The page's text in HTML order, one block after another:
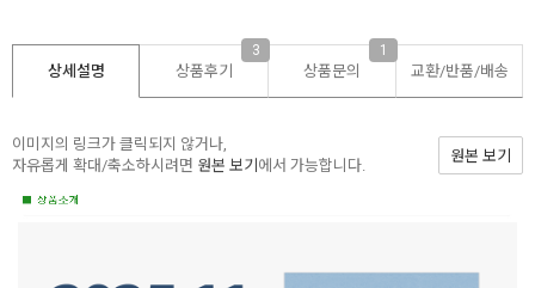
상세설명 상품후기
3
상품문의
1
교환/반품/배송
이미지의 링크가 클릭되지 않거나,
자유롭게 확대/축소하시려면 원본 보기에서 가능합니다.
원본 보기